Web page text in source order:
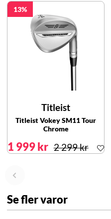
13
Titleist
Titleist Vokey SM11 Tour
Chrome
1 999 kr 2 299 kr
Se fler varor